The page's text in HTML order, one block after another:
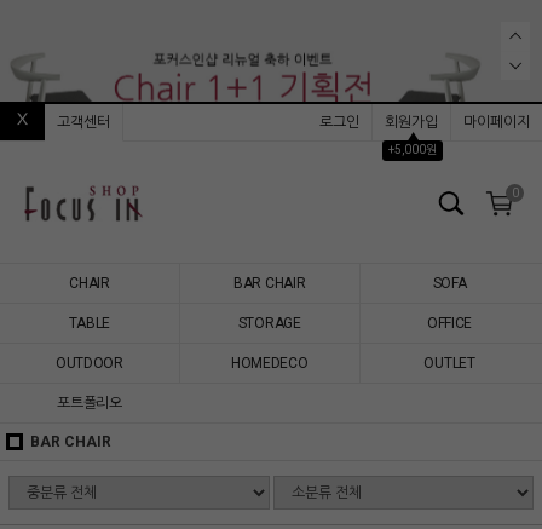
고객센터 로그인
회원가입
▲
+5,000원
마이페이지
0
CHAIR BAR CHAIR SOFA
TABLE STORAGE OFFICE
OUTDOOR HOMEDECO OUTLET
포트폴리오
BAR CHAIR